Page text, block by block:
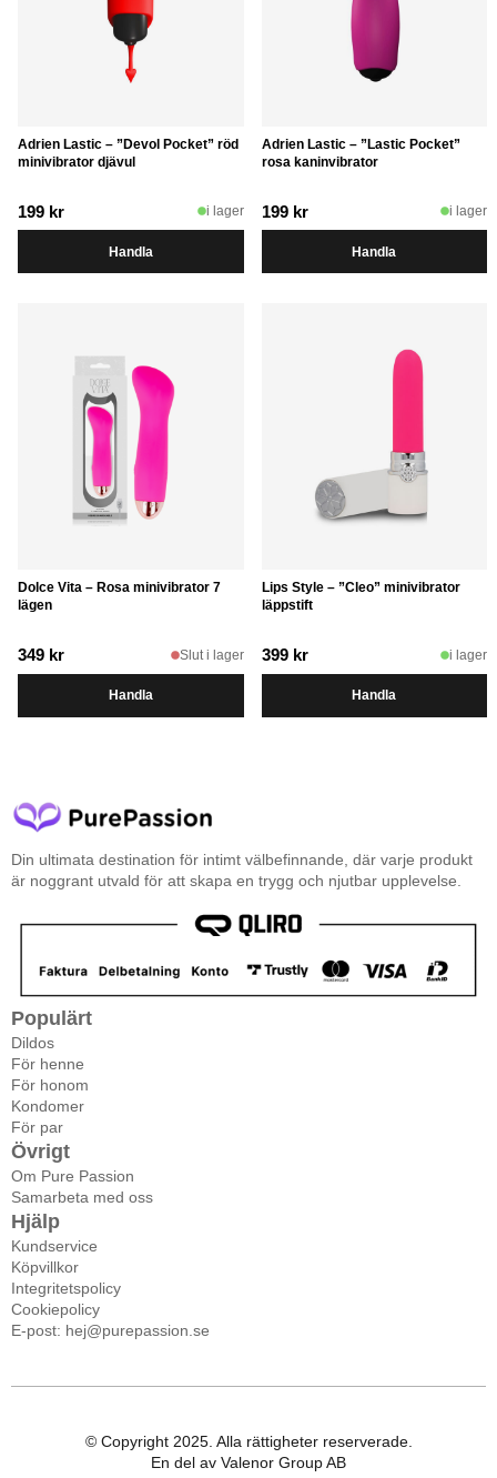
Adrien Lastic – ”Devol Pocket” röd
minivibrator djävul
199 kr i lager
Handla
Adrien Lastic – ”Lastic Pocket”
rosa kaninvibrator
199 kr i lager
Handla
Dolce Vita – Rosa minivibrator 7
lägen
349 kr Slut i lager
Handla
Lips Style – ”Cleo” minivibrator
läppstift
399 kr i lager
Handla
Din ultimata destination för intimt välbefinnande, där varje produkt
är noggrant utvald för att skapa en trygg och njutbar upplevelse.
Populärt
Dildos
För henne
För honom
Kondomer
För par
Övrigt
Om Pure Passion
Samarbeta med oss
Hjälp
Kundservice
Köpvillkor
Integritetspolicy
Cookiepolicy
E-post: hej@purepassion.se
© Copyright 2025. Alla rättigheter reserverade.
En del av Valenor Group AB